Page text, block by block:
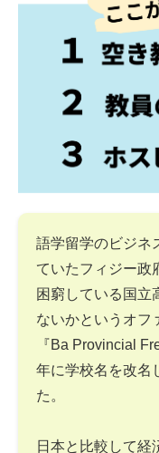
語学留学のビジネ
ていたフィジー政
困窮している国立
ないかというオフ
『Ba Provincial
年に学校名を改名
た。
日本と比較して経